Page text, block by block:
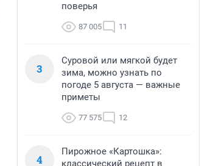
поверья
87 005 11
3
Суровой или мягкой будет
зима, можно узнать по
погоде 5 августа — важные
приметы
77 575 12
4
Пирожное «Картошка»:
классический рецепт в